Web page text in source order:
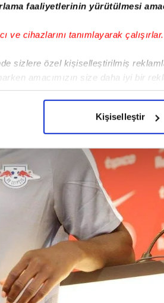
faaliyetlerinin yürütülmesi
ve cihazlarını tanımlayarak çalışırlar.
sizlere özel kişiselleştirilmiş
amacımızın size daha iyi bir
gelen çabayı gösterdiğimizi ve
izin vermedikleri takdirde,
için İnternet Sitemizde
verileriniz işlenmekte olup gerekli
çerezler, sitemizin daha işlevsel
amaçlarıyla sınırlı olarak
yer alan panel vasıtasıyla
Metnimizi ziyaret
Kanunu uyarınca hazırlanmış
çerezlerle ilgili bilgi almak için lütfen
Kişiselleştir